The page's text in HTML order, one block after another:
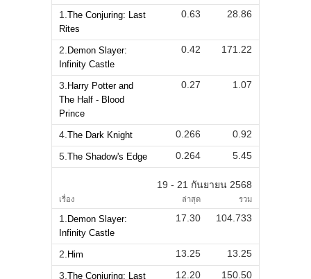
1. The Conjuring: Last
Rites
0.63 28.86
2. Demon Slayer:
Infinity Castle
0.42 171.22
3. Harry Potter and
The Half - Blood
Prince
0.27 1.07
4. The Dark Knight 0.266
0.92
5. The Shadow's Edge 0.264 5.45
19 - 21 กันยายน 2568
เรื่อง ล่าสุด รวม
1. Demon Slayer:
Infinity Castle
17.30 104.733
2. Him 13.25
13.25
3. The Conjuring: Last 12.20 150.50